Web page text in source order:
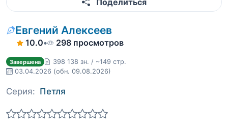
Поделиться
Евгений Алексеев
10.0• 298 просмотров
Завершена
398 138 зн. / ~149 стр.
03.04.2026 (обн. 09.08.2026)
Серия: Петля